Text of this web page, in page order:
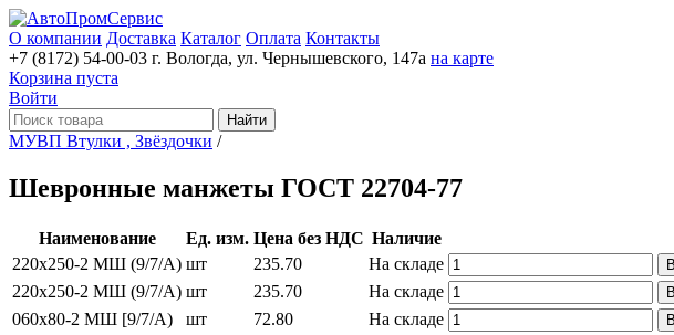
О компании Доставка Каталог Оплата Контакты
+7 (8172) 54-00-03 г. Вологда, ул. Чернышевского, 147а на карте
Корзина пуста
Войти
Найти
МУВП Втулки , Звёздочки /
Шевронные манжеты ГОСТ 22704-77
Наименование Ед. изм. Цена без НДС Наличие
220х250-2 МШ (9/7/А) шт 235.70 На складе
220х250-2 МШ (9/7/А) шт 235.70 На складе
060х80-2 МШ [9/7/А) шт 72.80 На складе